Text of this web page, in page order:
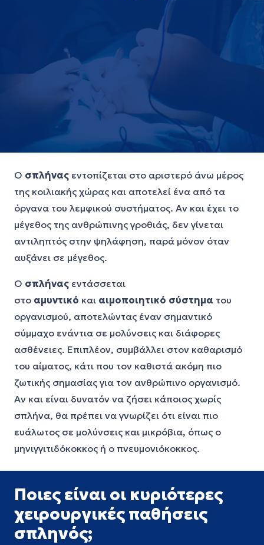
Ο σπλήνας εντοπίζεται στο αριστερό άνω μέρος
της κοιλιακής χώρας και αποτελεί ένα από τα
όργανα του λεμφικού συστήματος. Αν και έχει το
μέγεθος της ανθρώπινης γροθιάς, δεν γίνεται
αντιληπτός στην ψηλάφηση, παρά μόνον όταν
αυξάνει σε μέγεθος.
Ο σπλήνας εντάσσεται
στο αμυντικό και αιμοποιητικό σύστημα του
οργανισμού, αποτελώντας έναν σημαντικό
σύμμαχο ενάντια σε μολύνσεις και διάφορες
ασθένειες. Επιπλέον, συμβάλλει στον καθαρισμό
του αίματος, κάτι που τον καθιστά ακόμη πιο
ζωτικής σημασίας για τον ανθρώπινο οργανισμό.
Αν και είναι δυνατόν να ζήσει κάποιος χωρίς
σπλήνα, θα πρέπει να γνωρίζει ότι είναι πιο
ευάλωτος σε μολύνσεις και μικρόβια, όπως ο
μηνιγγιτιδόκοκκος ή ο πνευμονιόκοκκος.
Ποιες είναι οι κυριότερες
χειρουργικές παθήσεις
σπληνός;